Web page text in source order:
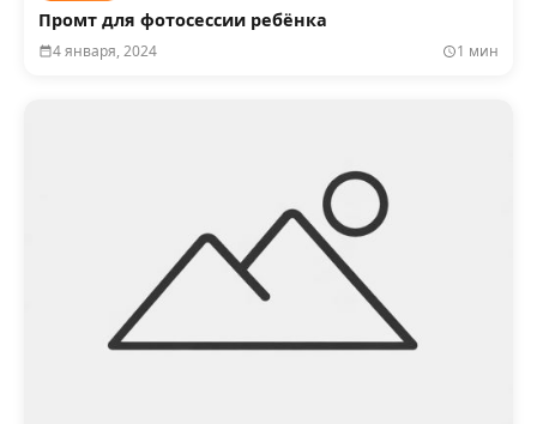
Промт для фотосессии ребёнка
4 января, 2024 1 мин